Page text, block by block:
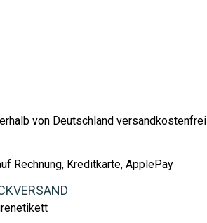
von Deutschland versandkostenfrei
Rechnung, Kreditkarte, ApplePay